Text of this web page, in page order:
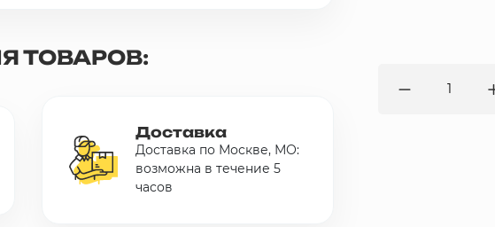
ТОВАРОВ:
Доставка
Доставка по Москве, МО:
возможна в течение 5
часов